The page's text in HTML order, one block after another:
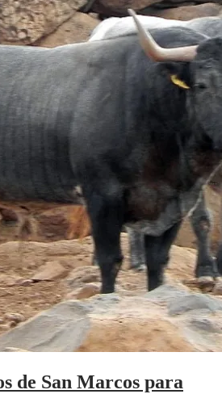
de San Marcos para